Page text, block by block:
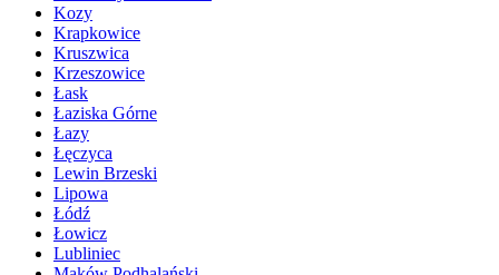
Kozy
Krapkowice
Kruszwica
Krzeszowice
Łask
Łaziska Górne
Łazy
Łęczyca
Lewin Brzeski
Lipowa
Łódź
Łowicz
Lubliniec